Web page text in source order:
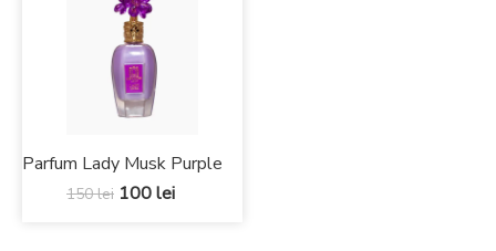
Parfum Lady Musk Purple
150lei 100lei